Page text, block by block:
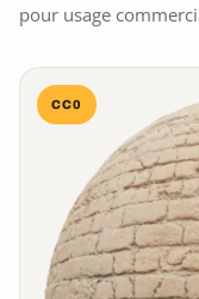
pour usage
CC0